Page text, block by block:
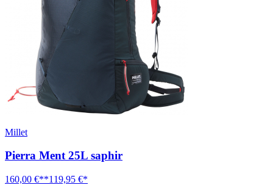
Millet
Pierra Ment 25L saphir
160,00 €**119,95 €*